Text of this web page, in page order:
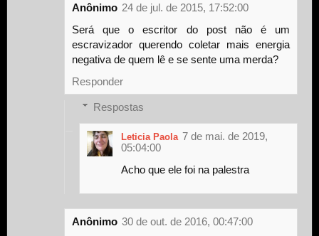
Anônimo 24 de jul. de 2015, 17:52:00
Será que o escritor do post não é um
escravizador querendo coletar mais energia
negativa de quem lê e se sente uma merda?
Responder
Respostas
Leticia Paola 7 de mai. de 2019,
05:04:00
Acho que ele foi na palestra
Anônimo 30 de out. de 2016, 00:47:00